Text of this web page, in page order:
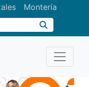
Montería